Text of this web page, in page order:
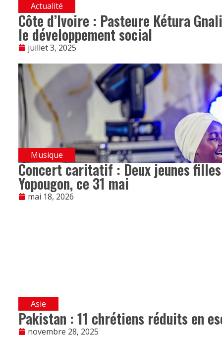
Actualité
Côte d’Ivoire : Pasteure Kétura
le développement social
juillet 3, 2025
Musique
Concert caritatif : Deux jeunes
Yopougon, ce 31 mai
mai 18, 2026
Asie
Pakistan : 11 chrétiens réduits en
novembre 28, 2025